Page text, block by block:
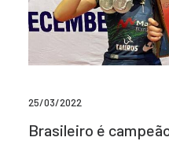
25/03/2022
Brasileiro é